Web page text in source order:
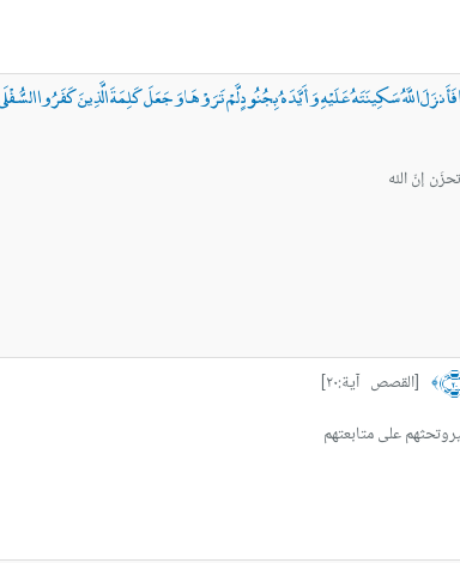
اللَّهُ سَكِينَتَهُ عَلَيْهِ وَأَيَّدَهُ بِجُنُودٍ لَّمْ تَرَوْهَا وَجَعَلَ كَلِمَةَ الَّذِينَ كَفَرُوا
﴾
[القصص آية:٢٠]
على متابعتهم